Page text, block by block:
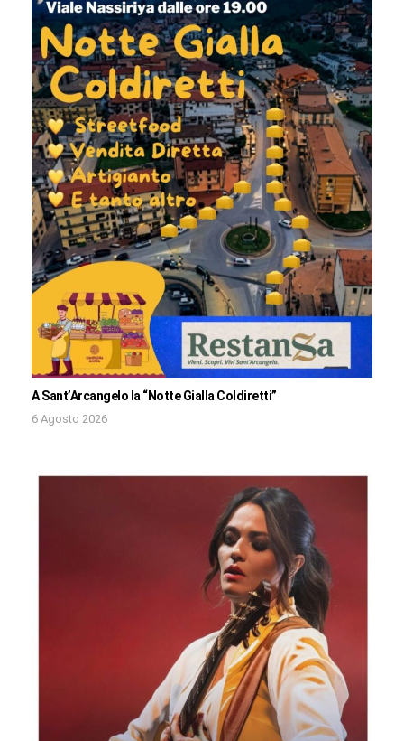
A Sant’Arcangelo la “Notte Gialla Coldiretti”
6 Agosto 2026